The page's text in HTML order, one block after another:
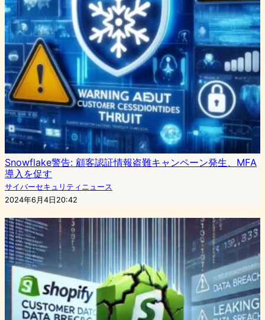
Snowflake警告: 顧客認証情報盗難キャンペーン発生、MFA
導入を促す
サイバーセキュリティニュース
2024年6月4日20:42